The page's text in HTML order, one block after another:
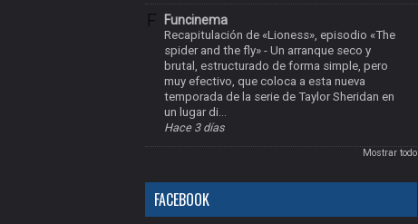
Funcinema
Recapitulación de «Lioness», episodio «The
spider and the fly» - Un arranque seco y
brutal, estructurado de forma simple, pero
muy efectivo, que coloca a esta nueva
temporada de la serie de Taylor Sheridan en
un lugar di...
Hace 3 días
Mostrar todo
FACEBOOK